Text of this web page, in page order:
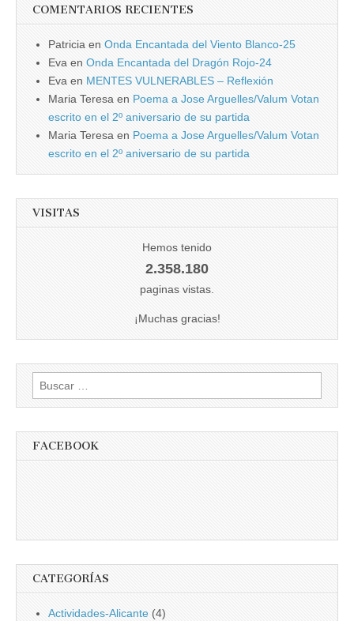
COMENTARIOS RECIENTES
Patricia en Onda Encantada del Viento Blanco-25
Eva en Onda Encantada del Dragón Rojo-24
Eva en MENTES VULNERABLES – Reflexión
Maria Teresa en Poema a Jose Arguelles/Valum Votan
escrito en el 2º aniversario de su partida
Maria Teresa en Poema a Jose Arguelles/Valum Votan
escrito en el 2º aniversario de su partida
VISITAS
Hemos tenido
2.358.180
paginas vistas.
¡Muchas gracias!
Buscar:
FACEBOOK
CATEGORÍAS
Actividades-Alicante (4)